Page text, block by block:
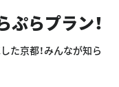
ぷらプラン！
た京都！みんなが知ら